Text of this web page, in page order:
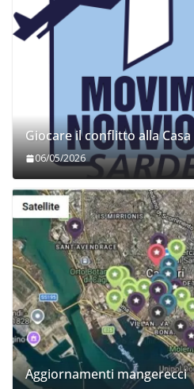
Giocare il conflitto alla
06/05/2026
Aggiornamenti mangerecci